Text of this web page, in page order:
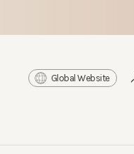
Global Website